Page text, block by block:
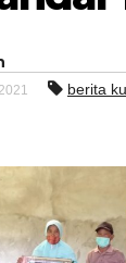
berita